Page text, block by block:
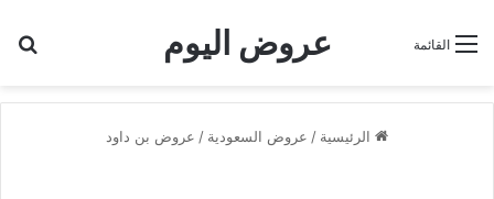
عروض اليوم القائمة
الرئيسية / عروض السعودية / عروض بن داود